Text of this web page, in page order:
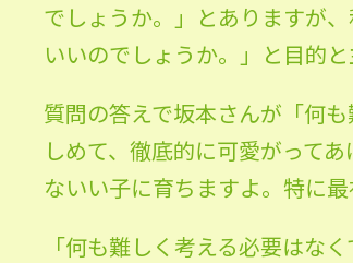
でしょうか。」とありますが
いいのでしょうか。」と目的と
質問の答えで坂本さんが「何
しめて、徹底的に可愛がって
ないい子に育ちますよ。特に
「何も難しく考える必要はなく